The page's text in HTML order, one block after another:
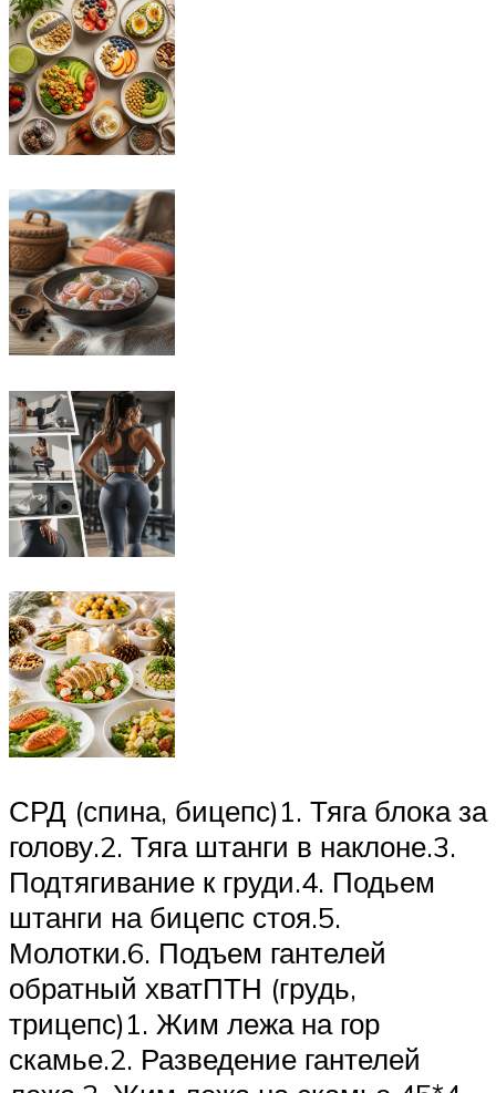
СРД (спина, бицепс)1. Тяга блока за
голову.2. Тяга штанги в наклоне.3.
Подтягивание к груди.4. Подьем
штанги на бицепс стоя.5.
Молотки.6. Подъем гантелей
обратный хватПТН (грудь,
трицепс)1. Жим лежа на гор
скамье.2. Разведение гантелей